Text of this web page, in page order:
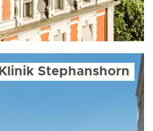
Klinik Stephanshorn